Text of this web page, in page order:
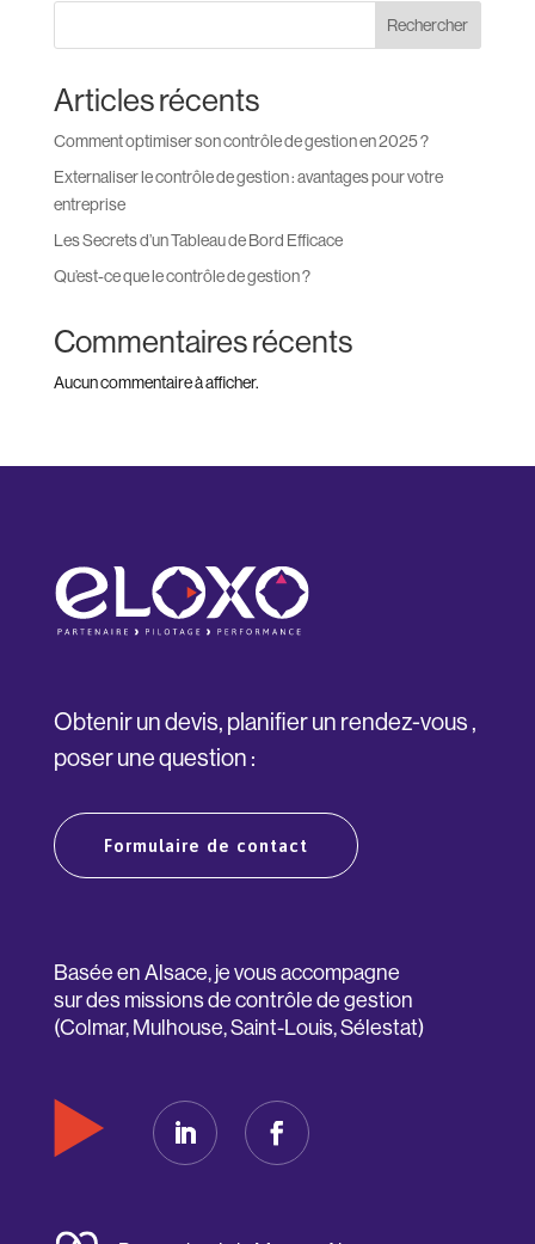
Rechercher
Articles récents
Comment optimiser son contrôle de gestion en 2025 ?
Externaliser le contrôle de gestion : avantages pour votre
entreprise
Les Secrets d’un Tableau de Bord Efficace
Qu’est-ce que le contrôle de gestion ?
Commentaires récents
Aucun commentaire à afficher.
Obtenir un devis, planifier un rendez-vous ,
poser une question :
Formulaire de contact
Basée en Alsace, je vous accompagne
sur des missions de contrôle de gestion
(Colmar, Mulhouse, Saint-Louis, Sélestat)